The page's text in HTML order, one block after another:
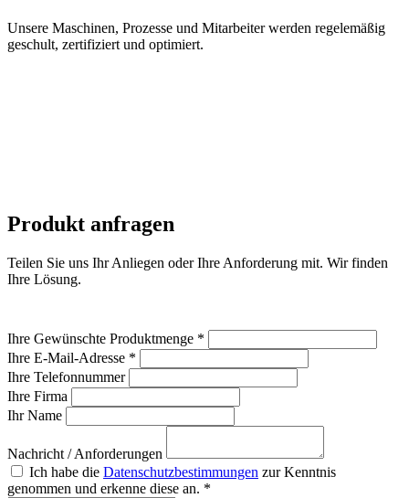
Unsere Maschinen, Prozesse und Mitarbeiter werden regelemäßig
geschult, zertifiziert und optimiert.
Produkt anfragen
Teilen Sie uns Ihr Anliegen oder Ihre Anforderung mit. Wir finden
Ihre Lösung.
Ihre Gewünschte Produktmenge *
Ihre E-Mail-Adresse *
Ihre Telefonnummer
Ihre Firma
Ihr Name
Nachricht / Anforderungen
Ich habe die Datenschutzbestimmungen zur Kenntnis
genommen und erkenne diese an. *